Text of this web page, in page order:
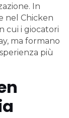
In
nel Chicken
cui i giocatori
ma formano
più